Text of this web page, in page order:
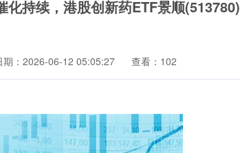
持续，港股创新药ETF景顺(513780)
期：2026-06-12 05:05:27 查看：102